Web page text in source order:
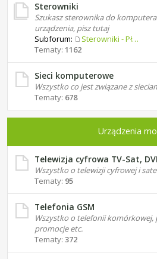
Sterowniki
Szukasz sterownika do
urządzenia, pisz tutaj
Subforum:
Sterowniki - Płyty główne
Tematy: 1162
Sieci komputerowe
Wszystko co jest związane z
Tematy: 678
Urządzenia
Telewizja cyfrowa TV-Sat,
Wszystko o telewizji cyfrowej i
Tematy: 95
Telefonia GSM
Wszystko o telefonii komórkowej,
promocje etc.
Tematy: 372